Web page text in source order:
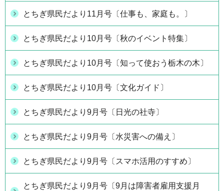
とちぎ県民だより11月号〔仕事も、家庭も。〕
とちぎ県民だより10月号〔秋のイベント特集〕
とちぎ県民だより10月号〔知って使おう栃木の木〕
とちぎ県民だより10月号〔文化ガイド〕
とちぎ県民だより9月号〔日光の社寺〕
とちぎ県民だより9月号〔水災害への備え〕
とちぎ県民だより9月号〔スマホ活用のすすめ〕
とちぎ県民だより9月号〔9月は障害者雇用支援月